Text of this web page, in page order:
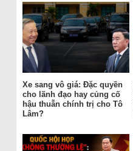
Xe sang vô giá: Đặc quyền
cho lãnh đạo hay củng cố
hậu thuẫn chính trị cho Tô
Lâm?